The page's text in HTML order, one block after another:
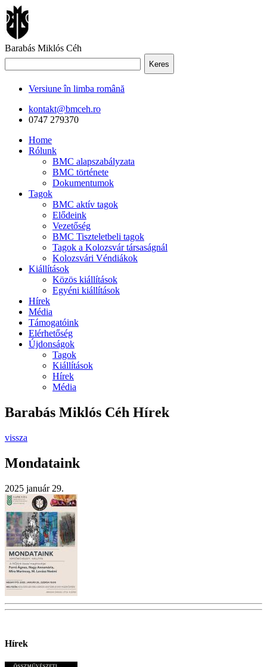
Barabás Miklós Céh
Keres
Versiune în limba română
kontakt@bmceh.ro
0747 279370
Home
Rólunk
BMC alapszabályzata
BMC története
Dokumentumok
Tagok
BMC aktív tagok
Elődeink
Vezetőség
BMC Tiszteletbeli tagok
Tagok a Kolozsvár társaságnál
Kolozsvári Véndiákok
Kiállítások
Közös kiállítások
Egyéni kiállítások
Hírek
Média
Támogatóink
Elérhetőség
Újdonságok
Tagok
Kiállítások
Hírek
Média
Barabás Miklós Céh Hírek
vissza
Mondataink
2025 január 29.
Hírek